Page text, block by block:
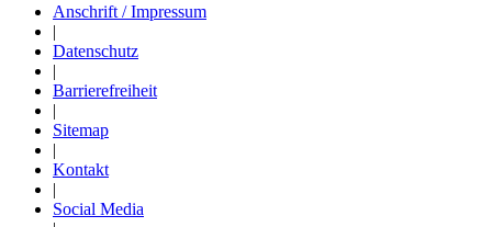
Anschrift / Impressum
|
Datenschutz
|
Barrierefreiheit
|
Sitemap
|
Kontakt
|
Social Media